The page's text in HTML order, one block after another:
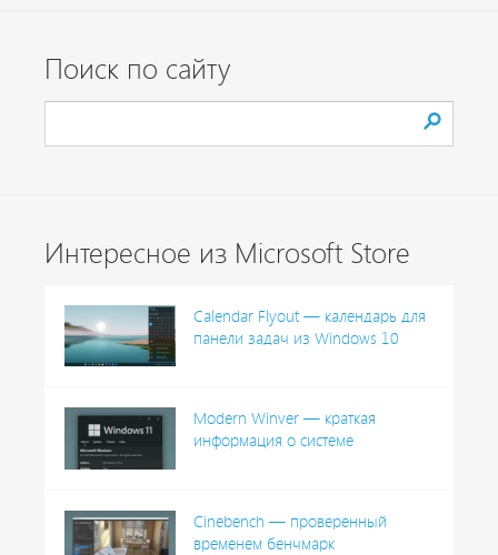
Поиск по сайту
Интересное из Microsoft Store
Calendar Flyout — календарь для
панели задач из Windows 10
Modern Winver — краткая
информация о системе
Cinebench — проверенный
временем бенчмарк